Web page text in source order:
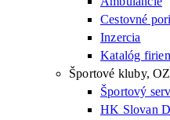
Cestovné
Inzercia
Katalóg
Športové kluby, OZ
Športový
HK Slovan